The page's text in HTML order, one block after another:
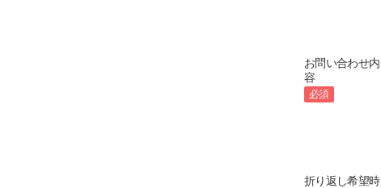
お問い合わせ内
容
必須
折り返し希望時